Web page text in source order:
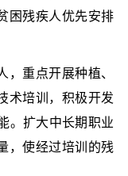
困残疾人优先安排
，重点开展种植、
术培训，积极开发
。扩大中长期职业
，使经过培训的残